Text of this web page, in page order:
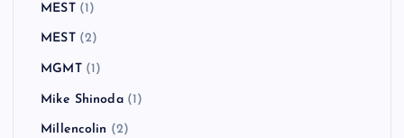
MEST(1)
MEST(2)
MGMT(1)
Mike Shinoda(1)
Millencolin (2)